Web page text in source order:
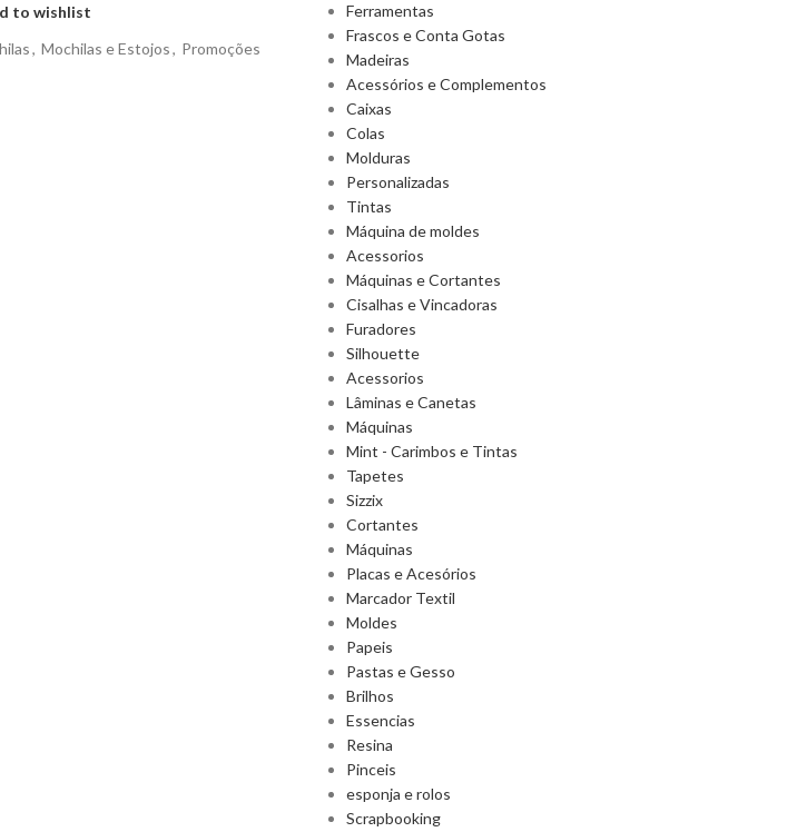
to wishlist
, Mochilas e Estojos , Promoções
Ferramentas
Frascos e Conta Gotas
Madeiras
Acessórios e Complementos
Caixas
Colas
Molduras
Personalizadas
Tintas
Máquina de moldes
Acessorios
Máquinas e Cortantes
Cisalhas e Vincadoras
Furadores
Silhouette
Acessorios
Lâminas e Canetas
Máquinas
Mint - Carimbos e Tintas
Tapetes
Sizzix
Cortantes
Máquinas
Placas e Acesórios
Marcador Textil
Moldes
Papeis
Pastas e Gesso
Brilhos
Essencias
Resina
Pinceis
esponja e rolos
Scrapbooking